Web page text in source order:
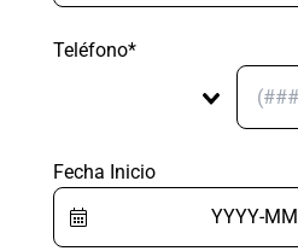
Teléfono*
Fecha Inicio